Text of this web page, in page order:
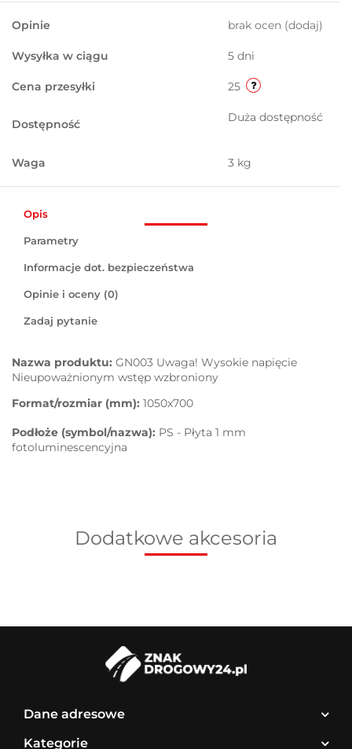
Opinie brak ocen (dodaj)
Wysyłka w ciągu 5 dni
Cena przesyłki 25
Dostępność Duża dostępność
Waga 3 kg
Opis
Parametry
Informacje dot. bezpieczeństwa
Opinie i oceny (0)
Zadaj pytanie
Nazwa produktu: GN003 Uwaga! Wysokie napięcie
Nieupoważnionym wstęp wzbroniony
Format/rozmiar (mm): 1050x700
Podłoże (symbol/nazwa): PS - Płyta 1 mm
fotoluminescencyjna
Dodatkowe akcesoria
Dane adresowe
Kategorie